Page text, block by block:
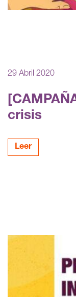
29 Abril 2020
crisis
Leer